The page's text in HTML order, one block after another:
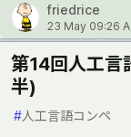
friedrice
23 May 09:26
第14回人工言
半)
#人工言語コンペ